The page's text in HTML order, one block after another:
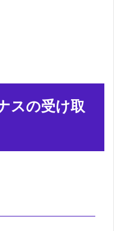
スの受け取